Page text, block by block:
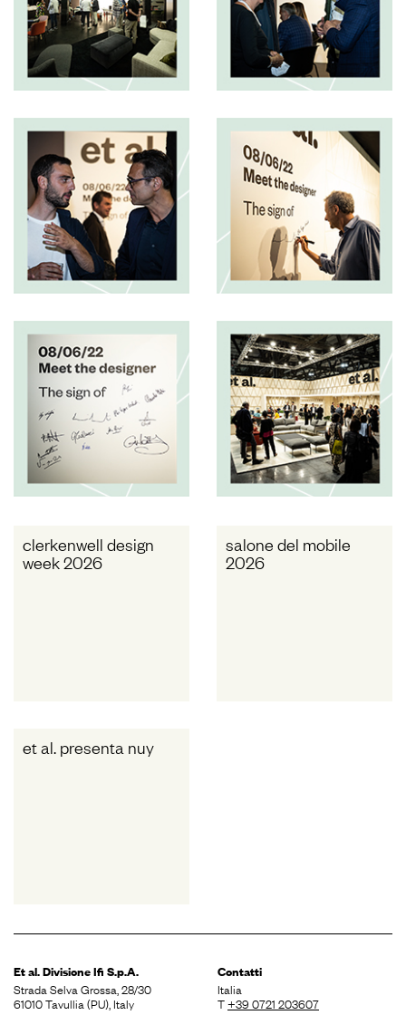
clerkenwell design
week 2026
salone del mobile
2026
et al. presenta nuy
Et al. DivisioneIfi S.p.A.
Strada Selva Grossa, 28/30
61010 Tavullia (PU), Italy
Contatti
Italia
T+39 0721 203607